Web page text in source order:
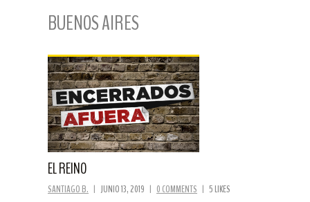
BUENOS AIRES
EL REINO
SANTIAGO B. | JUNIO 13, 2019 | 0 COMMENTS | 5 LIKES